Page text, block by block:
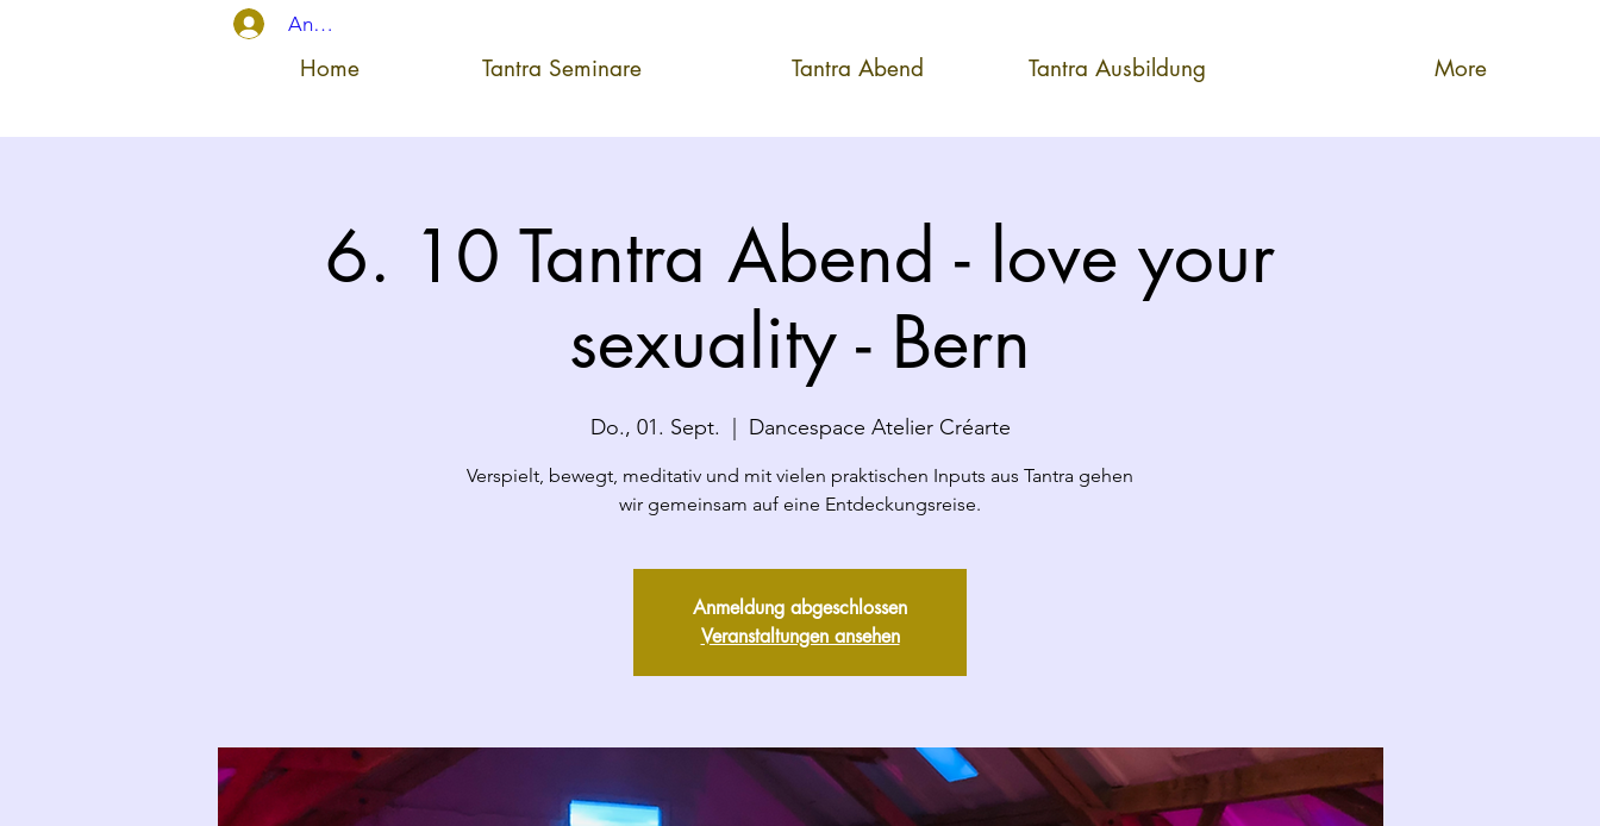
Anmelden
Home Tantra Seminare Tantra Abend Tantra Ausbildung More
6. 10 Tantra Abend - love your
sexuality - Bern
Do., 01. Sept. Dancespace Atelier Créarte
Verspielt, bewegt, meditativ und mit vielen praktischen Inputs aus Tantra gehen
wir gemeinsam auf eine Entdeckungsreise.
Anmeldung abgeschlossen
Veranstaltungen ansehen